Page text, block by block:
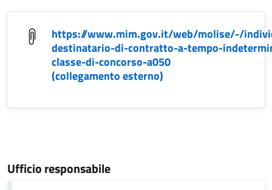
https://www.mim.gov.it/web/molise/-/
destinatario-di-contratto-a-tempo-
classe-di-concorso-a050
(collegamento esterno)
Ufficio responsabile